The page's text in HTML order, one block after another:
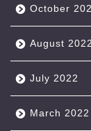
October
August 2022
July 2022
March 2022